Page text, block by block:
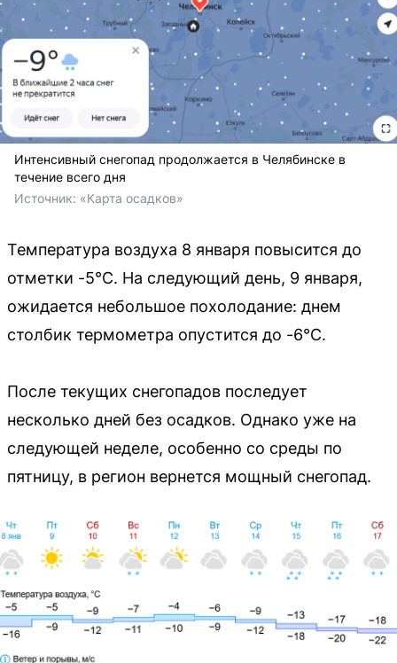
Интенсивный снегопад продолжается в Челябинске в
течение всего дня
Источник: «Карта осадков»
Температура воздуха 8 января повысится до
отметки -5°C. На следующий день, 9 января,
ожидается небольшое похолодание: днем
столбик термометра опустится до -6°C.
После текущих снегопадов последует
несколько дней без осадков. Однако уже на
следующей неделе, особенно со среды по
пятницу, в регион вернется мощный снегопад.